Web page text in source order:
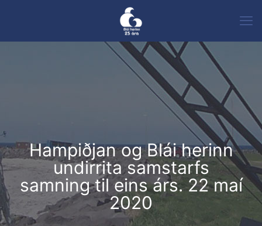
Hampiðjan og Blái herinn
undirrita samstarfs
samning til eins árs. 22 maí
2020